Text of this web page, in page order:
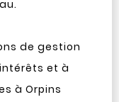
de gestion
et à
à Orpins